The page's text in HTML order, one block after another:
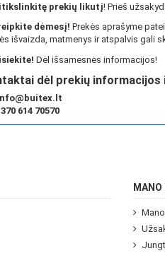
prekių likutį! Prieš
dėmesį! Prekės aprašyme
išvaizda, matmenys ir atspalvis gali
Dėl išsamesnės informacijos!
dėl prekių informacijos
614 70570
MANO